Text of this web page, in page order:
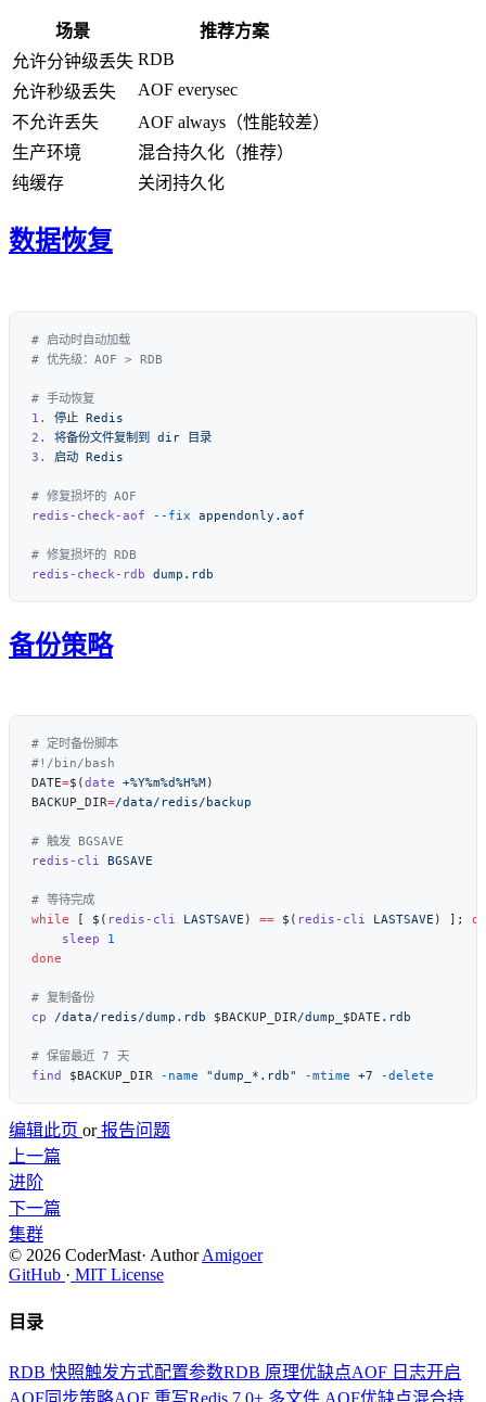
场景
推荐方案
允许分钟级丢失 RDB
允许秒级丢失
AOF everysec
不允许丢失
AOF always（性能较差）
生产环境
混合持久化（推荐）
纯缓存
关闭持久化
数据恢复
1.
停止
2.
将备份文件复制到 dir
3.
启动
redis-check-aof --fix
redis-check-rdb
备份策略
DATE=$(date +%Y%m%d%H%M
BACKUP_DIR=
redis-cli
while [ $( redis-cli LASTSAVE ) == $( redis-cli LASTSAVE ) ];
    sleep
cp /data/redis/dump.rdb $BACKUP_DIR/dump_ $DATE
find $BACKUP_DIR -name "dump_*.rdb" -mtime +7
编辑此页 or报告问题
上一篇
进阶
下一篇
集群
© 2026 CoderMast· AuthorAmigoer
GitHub · MIT License
目录
RDB 快照触发方式配置参数RDB 原理优缺点AOF 日志开启
AOF同步策略AOF 重写Redis 7.0+ 多文件 AOF优缺点混合持